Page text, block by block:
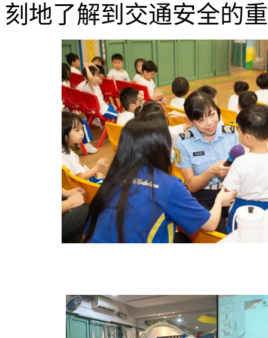
刻地了解到交通安全的